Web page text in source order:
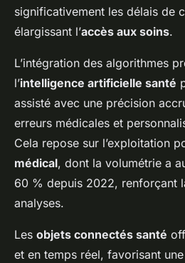
significativement les délais de
élargissant l’accès aux soins.
L’intégration des algorithmes
l’intelligence artificielle santé
assisté avec une précision
erreurs médicales et
Cela repose sur l’exploitation
médical, dont la volumétrie a
60 % depuis 2022, renforçant
analyses.
Les objets connectés santé
et en temps réel, favorisant